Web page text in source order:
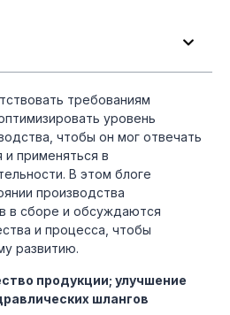
требованиям
уровень
чтобы он мог отвечать
и применяться в
В этом блоге
производства
в сборе и обсуждаются
и процесса, чтобы
развитию.
продукции; улучшение
шлангов